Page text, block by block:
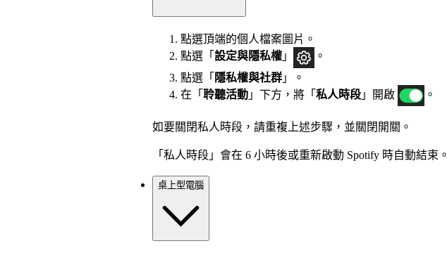
點選頂端的個人檔案圖片。
點選「 設定與隱私權 」
。
點選「 隱私權與社群 」。
在「 聆聽活動 」下方，將「 私人時段 」開啟 。
如要關閉私人時段，請重複上述步驟，並關閉開關。
「私人時段」會在 6 小時後或重新啟動 Spotify 時自動結束。
桌上型電腦